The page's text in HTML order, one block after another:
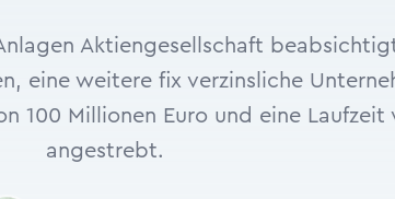
Aktiengesellschaft
eine weitere fix verzinsliche
100 Millionen Euro und eine Laufzeit
angestrebt.